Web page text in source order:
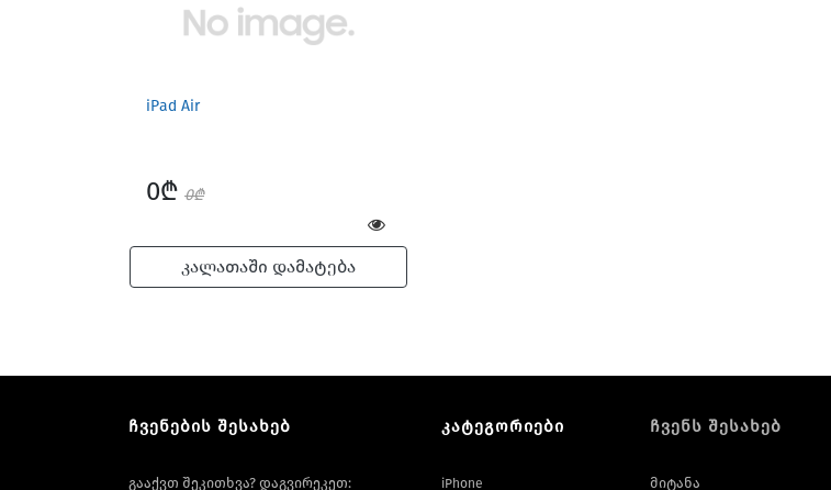
iPad Air
0₾ 0₾
კალათაში დამატება
ჩვენების შესახებ
გააქვთ შეკითხვა? დაგვირეკეთ:
კატეგორიები
iPhone
ჩვენს შესახებ
მიტანა